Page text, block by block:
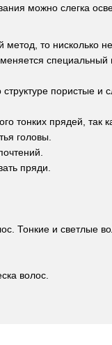
можно слегка
то нисколько
специальный
пористые и
тонких прядей, так
головы.
пряди.
Тонкие и светлые
волос.